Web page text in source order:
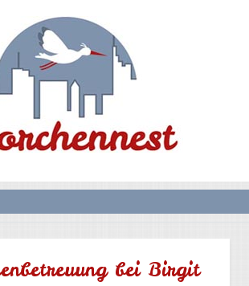
bei Birgit